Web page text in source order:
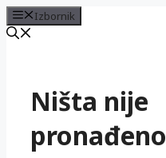
Izbornik
Ništa nije
pronađeno